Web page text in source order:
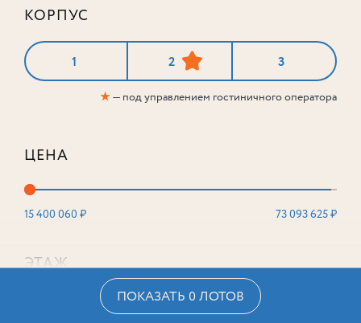
КОРПУС
1 2 3
★— под управлением гостиничного оператора
ЦЕНА
15 400 060 ₽ 73 093 625 ₽
ЭТАЖ
ПОКАЗАТЬ 0 ЛОТОВ